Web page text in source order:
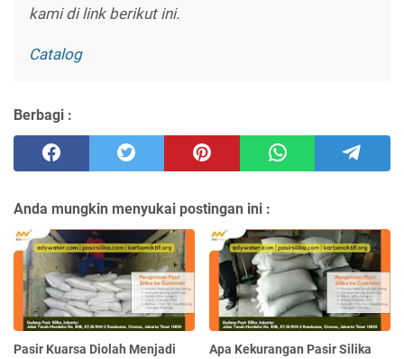
kami di link berikut ini.
Catalog
Berbagi :
Anda mungkin menyukai postingan ini :
Pasir Kuarsa Diolah Menjadi
Apa Kekurangan Pasir Silika